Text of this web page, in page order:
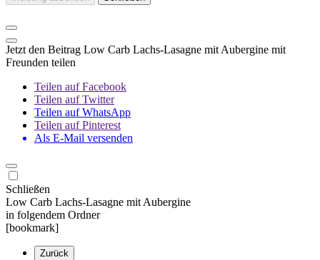
Jetzt den Beitrag Low Carb Lachs-Lasagne mit Aubergine mit
Freunden teilen
Teilen auf Facebook
Teilen auf Twitter
Teilen auf WhatsApp
Teilen auf Pinterest
Als E-Mail versenden
Schließen
Low Carb Lachs-Lasagne mit Aubergine
in folgendem Ordner
[bookmark]
Zurück